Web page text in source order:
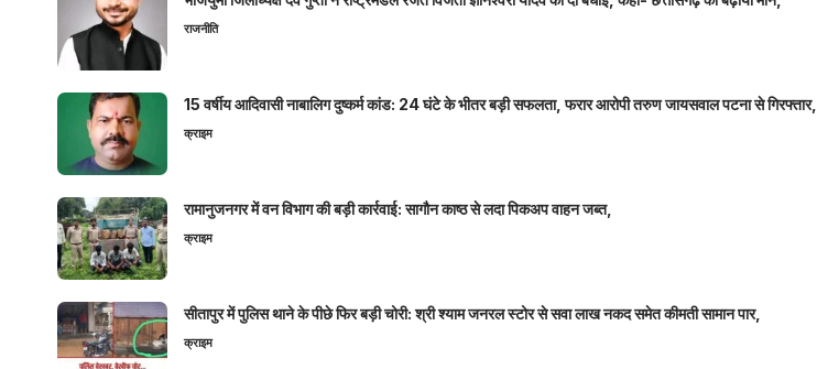
राजनीति
15 वर्षीय आदिवासी नाबालिग दुष्कर्म कांड: 24 घंटे के भीतर बड़ी सफलता, फरार आरोपी तरुण जायसवाल पटना से गिरफ्तार,
क्राइम
रामानुजनगर में वन विभाग की बड़ी कार्रवाई: सागौन काष्ठ से लदा पिकअप वाहन जब्त,
क्राइम
सीतापुर में पुलिस थाने के पीछे फिर बड़ी चोरी: श्री श्याम जनरल स्टोर से सवा लाख नकद समेत कीमती सामान पार,
क्राइम